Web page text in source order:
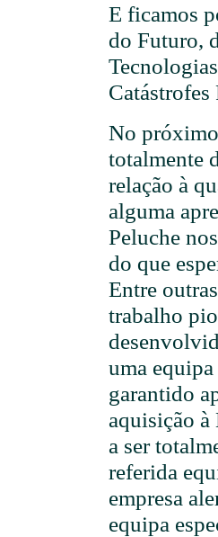
E ficamos
do Futuro,
Catástrofes
No
totalmente
relação à
alguma
Peluche
do que
Entre
trabalho
uma
garantido
aquisição
a ser
referida
empresa
equipa